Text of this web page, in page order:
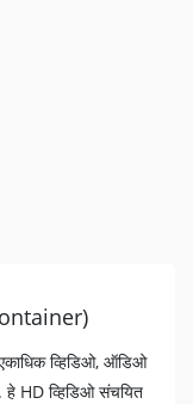
व्हिडिओ, ऑडिओ
हे HD व्हिडिओ संचयित